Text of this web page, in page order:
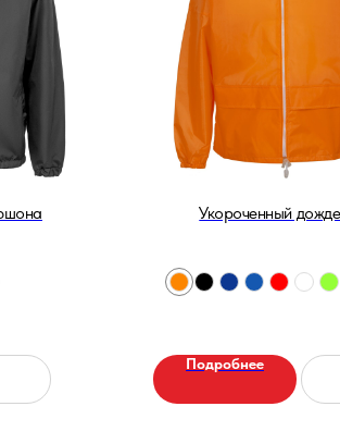
Укороченный
Подробнее